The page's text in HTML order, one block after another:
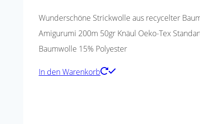
Wunderschöne Strickwolle aus recycelter
Amigurumi 200m 50gr Knäul Oeko-Tex
Baumwolle 15% Polyester
In den Warenkorb